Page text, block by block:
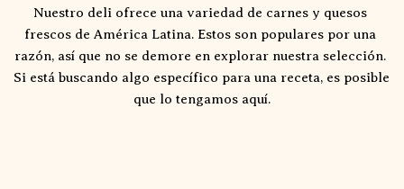
Nuestro deli ofrece una variedad de carnes y quesos
frescos de América Latina. Estos son populares por una
razón, así que no se demore en explorar nuestra selección.
Si está buscando algo específico para una receta, es posible
que lo tengamos aquí.